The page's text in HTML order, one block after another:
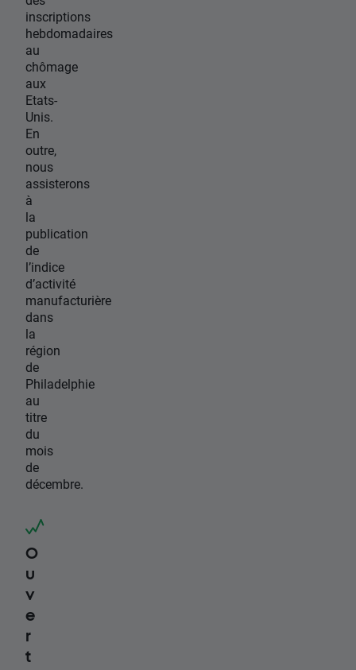
inscriptions
hebdomadaires
au
chômage
aux
Etats-
Unis.
En
outre,
nous
assisterons
à
la
publication
de
l’indice
d’activité
manufacturière
dans
la
région
de
Philadelphie
au
titre
du
mois
de
décembre.
O
u
v
e
r
t